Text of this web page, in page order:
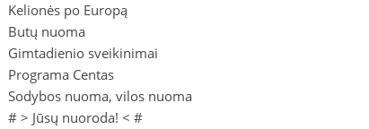
Kelionės po Europą
Butų nuoma
Gimtadienio sveikinimai
Programa Centas
Sodybos nuoma, vilos nuoma
# > Jūsų nuoroda! < #